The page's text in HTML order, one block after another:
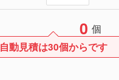
0 個
自動見積は30個からです